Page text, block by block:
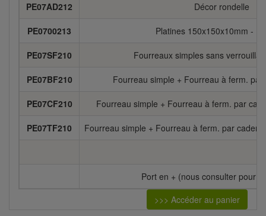
PE07AD212 Décor rondelle
PE0700213 Platines 150x150x10mm -
PE07SF210 Fourreaux simples sans
PE07BF210 Fourreau simple + Fourreau à ferm.
PE07CF210 Fourreau simple + Fourreau à ferm. par
PE07TF210 Fourreau simple + Fourreau à ferm. par
Port en + (nous consulter pour
>>> Accéder au panier